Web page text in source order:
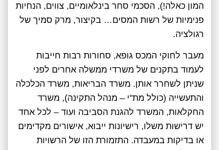
המון כאלה!), הסכמי סחר בינלאומיים, צווים, הנחיות
פנימיות של רשות המסים… בקיצור, מרק סמיך של
רגולציה.
מעבר לחוקי המכס גופא, סחורות רבות חייבות
לעמוד בתקנים של משרדי ממשלה אחרים לפני
שניתן לשחרר אותן. משרד הבריאות, משרד הכלכלה
והתעשייה (כולל מת"י – מנהל התקינה), משרד
החקלאות, המשרד להגנת הסביבה ועוד – לכל אחד
יש דרישות משלו, רישיונות ייבוא, אישורים מקדימים
או בדיקות במעבדה. התזמורת הזו של הרשויות